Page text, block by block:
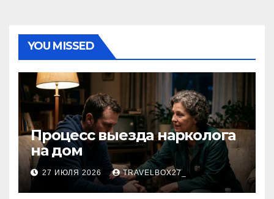
YOU MISSED
Процесс выезда нарколога
на дом
27 ИЮЛЯ 2026 TRAVELBOX27_